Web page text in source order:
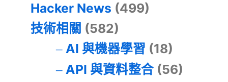
Hacker News (499)
技術相關 (582)
AI 與機器學習 (18)
API 與資料整合(56)